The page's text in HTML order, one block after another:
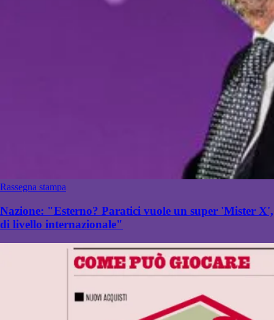
Rassegna stampa
Nazione: "Esterno? Paratici vuole un super 'Mister X',
di livello internazionale"